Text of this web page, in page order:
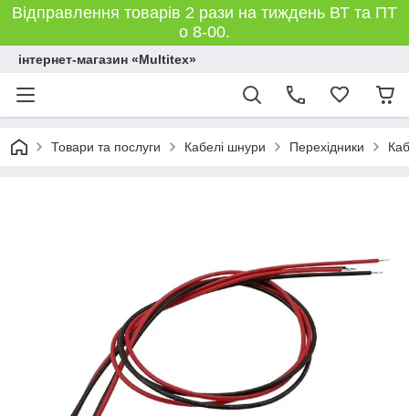
Відправлення товарів 2 рази на тиждень ВТ та ПТ
о 8-00.
інтернет-магазин «Multitex»
Товари та послуги Кабелі шнури Перехідники